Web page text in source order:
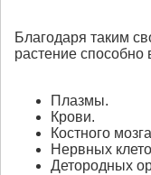
Благодаря таким
растение способно
Плазмы.
Крови.
Костного
Нервных
Детородных